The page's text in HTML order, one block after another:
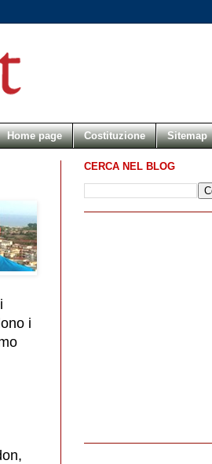
Home page Costituzione Sitemap
i
CERCA NEL BLOG